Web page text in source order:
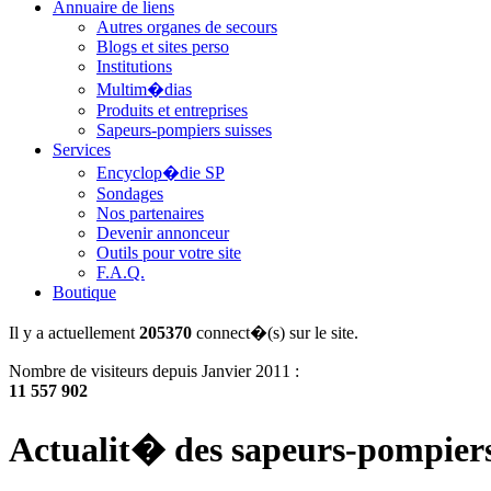
Annuaire de liens
Autres organes de secours
Blogs et sites perso
Institutions
Multim�dias
Produits et entreprises
Sapeurs-pompiers suisses
Services
Encyclop�die SP
Sondages
Nos partenaires
Devenir annonceur
Outils pour votre site
F.A.Q.
Boutique
Il y a actuellement 205370 connect�(s) sur le site.
Nombre de visiteurs depuis Janvier 2011 :
11 557 902
Actualit� des sapeurs-